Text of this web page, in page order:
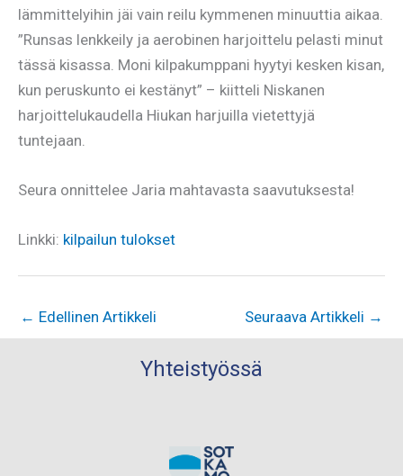
lämmittelyihin jäi vain reilu kymmenen minuuttia aikaa.
”Runsas lenkkeily ja aerobinen harjoittelu pelasti minut
tässä kisassa. Moni kilpakumppani hyytyi kesken kisan,
kun peruskunto ei kestänyt” – kiitteli Niskanen
harjoittelukaudella Hiukan harjuilla vietettyjä
tuntejaan.
Seura onnittelee Jaria mahtavasta saavutuksesta!
Linkki: kilpailun tulokset
← Edellinen Artikkeli Seuraava Artikkeli →
Yhteistyössä